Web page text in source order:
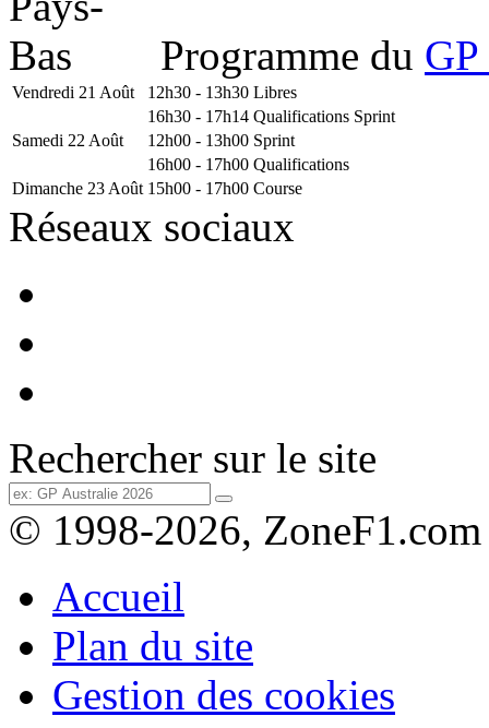
Programme du
Vendredi 21 Août 12h30 - 13h30 Libres
16h30 - 17h14 Qualifications Sprint
Samedi 22 Août
12h00 - 13h00 Sprint
16h00 - 17h00 Qualifications
Dimanche 23 Août 15h00 - 17h00 Course
Réseaux sociaux
Rechercher sur le site
© 1998-2026, ZoneF1.com
Accueil
Plan du site
Gestion des cookies